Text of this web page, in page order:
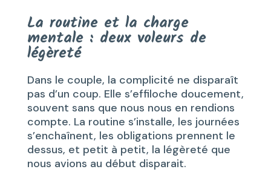
La routine et la charge
mentale : deux voleurs de
légèreté
Dans le couple, la complicité ne disparaît
pas d’un coup. Elle s’effiloche doucement,
souvent sans que nous nous en rendions
compte. La routine s’installe, les journées
s’enchaînent, les obligations prennent le
dessus, et petit à petit, la légèreté que
nous avions au début disparait.